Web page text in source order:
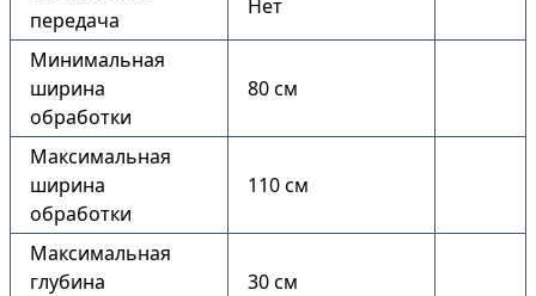
передача
Нет
Минимальная
ширина
обработки
80 см
Максимальная
ширина
обработки
110 см
Максимальная
глубина
30 см